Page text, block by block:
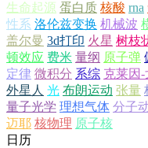
生命起源 蛋白质 核酸 rna
性系 洛伦兹变换 机械波
盖尔曼 3d打印 火星 树枝
顿效应 费米 量纲 原子弹
定律 微积分 系综 克莱因-
外星人 光 布朗运动 张量
量子光学 理想气体 分子
迈耶 核物理 原子核
日历